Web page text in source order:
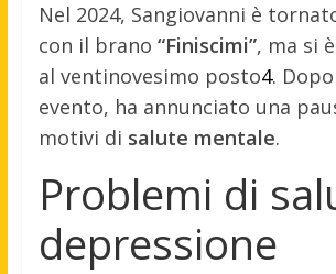
Nel 2024, Sangiovanni è
con il brano “Finiscimi”, ma si
al ventinovesimo posto4.
evento, ha annunciato una
motivi di salute mentale.
Problemi di
depressione